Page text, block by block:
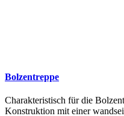
Bolzentreppe
Charakteristisch für die
Konstruktion mit einer